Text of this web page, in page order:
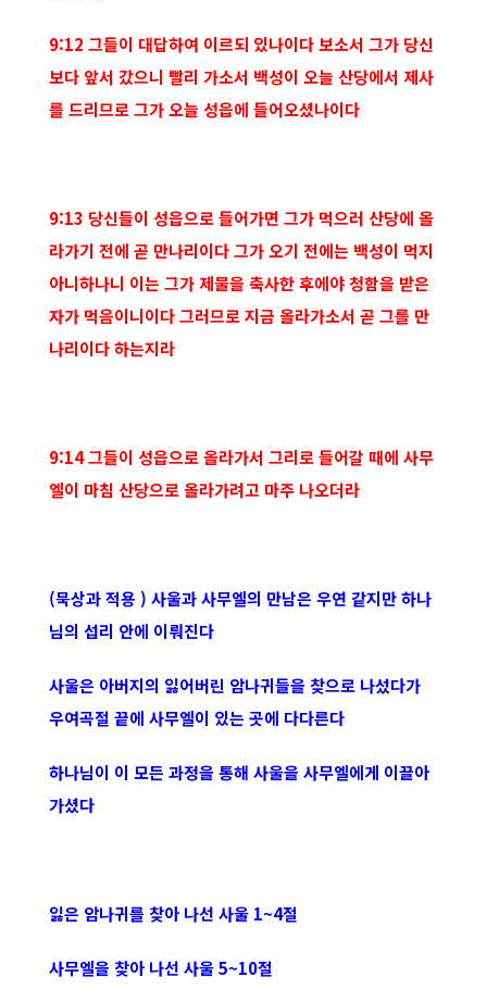
9:12 그들이 대답하여 이르되 있나이다 보소서 그가 당신
보다 앞서 갔으니 빨리 가소서 백성이 오늘 산당에서 제사
를 드리므로 그가 오늘 성읍에 들어오셨나이다
9:13 당신들이 성읍으로 들어가면 그가 먹으러 산당에 올
라가기 전에 곧 만나리이다 그가 오기 전에는 백성이 먹지
아니하나니 이는 그가 제물을 축사한 후에야 청함을 받은
자가 먹음이니이다 그러므로 지금 올라가소서 곧 그를 만
나리이다 하는지라
9:14 그들이 성읍으로 올라가서 그리로 들어갈 때에 사무
엘이 마침 산당으로 올라가려고 마주 나오더라
(묵상과 적용 ) 사울과 사무엘의 만남은 우연 같지만 하나
님의 섭리 안에 이뤄진다
사울은 아버지의 잃어버린 암나귀들을 찾으로 나섰다가
우여곡절 끝에 사무엘이 있는 곳에 다다른다
하나님이 이 모든 과정을 통해 사울을 사무엘에게 이끌아
가셨다
잃은 암나귀를 찾아 나선 사울 1~4절
사무엘을 찾아 나선 사울 5~10절